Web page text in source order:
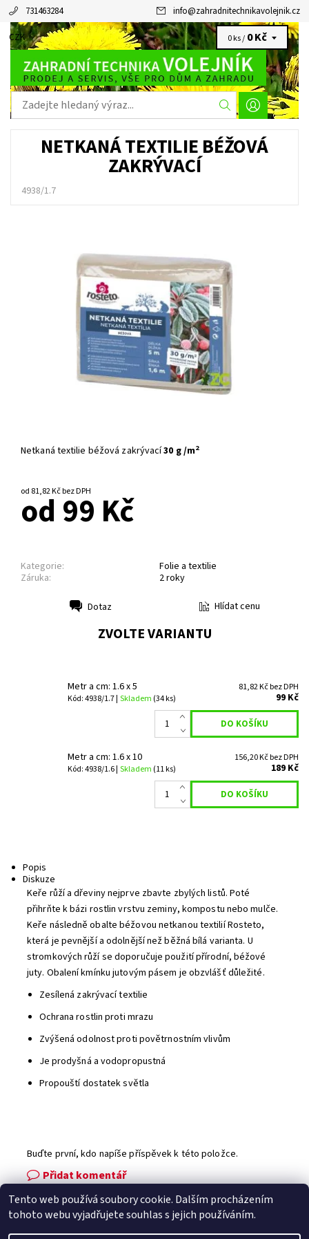
731463284 info@zahradnitechnikavolejnik.cz
CZK 0 ks / 0 Kč
NETKANÁ TEXTILIE BÉŽOVÁ
ZAKRÝVACÍ
4938/1.7
Netkaná textilie béžová zakrývací30 g /m2
od 81,82 Kč bez DPH
od 99 Kč
Kategorie:
Folie a textilie
Záruka:
2 roky
Dotaz Hlídat cenu
ZVOLTE VARIANTU
Metr a cm: 1.6 x 5
Kód: 4938/1.7 | Skladem (34 ks)
81,82 Kč bez DPH
99 Kč
Metr a cm: 1.6 x 10
Kód: 4938/1.6 | Skladem (11 ks)
156,20 Kč bez DPH
189 Kč
Popis
Diskuze
Keře růží a dřeviny nejprve zbavte zbylých listů. Poté
přihrňte k bázi rostlin vrstvu zeminy, kompostu nebo mulče.
Keře následně obalte béžovou netkanou textilií Rosteto,
která je pevnější a odolnější než běžná bílá varianta. U
stromkových růží se doporučuje použití přírodní, béžové
juty. Obalení kmínku jutovým pásem je obzvlášť důležité.
Zesílená zakrývací textilie
Ochrana rostlin proti mrazu
Zvýšená odolnost proti povětrnostním vlivům
Je prodyšná a vodopropustná
Propouští dostatek světla
Buďte první, kdo napíše příspěvek k této položce.
Přidat komentář
Facebook | Heureka.cz | Zboží.cz
Tento web používá soubory cookie. Dalším procházením
tohoto webu vyjadřujete souhlas s jejich používáním.